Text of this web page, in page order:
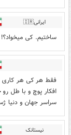
ایرانی🇮🇷
ساختیم. کی میخواد؟!
فقط هر کی هر کاری
افکار پوچ و با طل
سراسر جهان و دنیا
نیستانک